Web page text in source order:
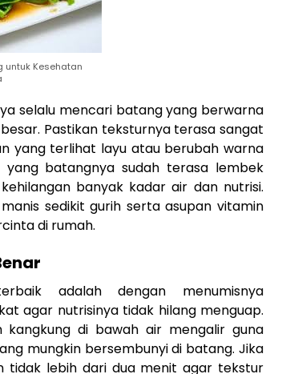
untuk Kesehatan
selalu mencari batang yang berwarna
Pastikan teksturnya terasa sangat
yang terlihat layu atau berubah warna
yang batangnya sudah terasa lembek
banyak kadar air dan nutrisi.
sedikit gurih serta asupan vitamin
di rumah.
adalah dengan menumisnya
agar nutrisinya tidak hilang menguap.
kangkung di bawah air mengalir guna
mungkin bersembunyi di batang. Jika
tidak lebih dari dua menit agar tekstur